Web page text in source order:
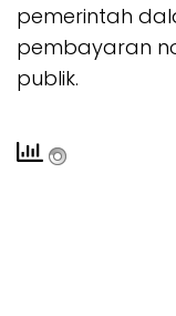
pemerintah
pembayaran
publik.